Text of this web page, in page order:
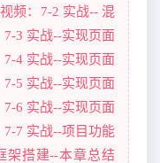
频：7-2 实战-- 混
3 实战--实现页面
4 实战--实现页面
5 实战--实现页面
6 实战--实现页面
7-7 实战--项目功能
架搭建--本章总结